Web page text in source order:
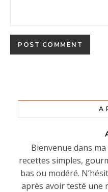
A
Bienvenue dans
recettes simples,
bas ou modéré.
après avoir testé une